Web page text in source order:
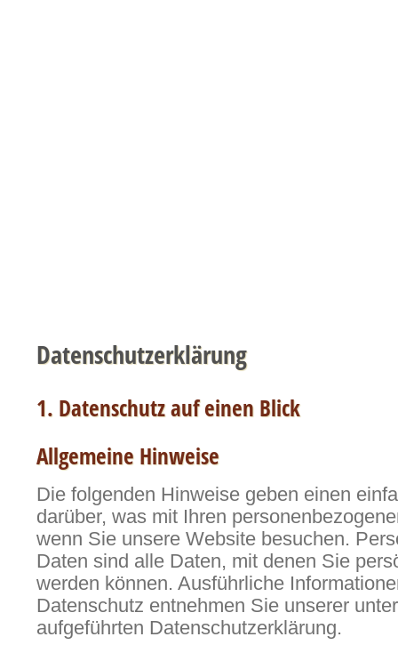
Datenschutzerklärung
1. Datenschutz auf einen Blick
Allgemeine Hinweise
Die folgenden Hinweise geben einen
darüber, was mit Ihren
wenn Sie unsere Website besuchen.
Daten sind alle Daten, mit denen Sie
werden können. Ausführliche
Datenschutz entnehmen Sie unserer
aufgeführten Datenschutzerklärung.